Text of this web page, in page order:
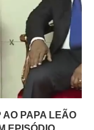
AO PAPA LEÃO